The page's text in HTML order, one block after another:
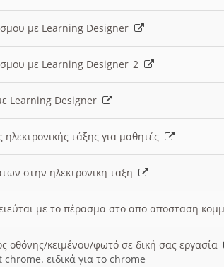
με Learning Designer
με Learning Designer_2
Learning Designer
ηλεκτρονικής τάξης για μαθητές
στην ηλεκτρονικη ταξη
με το πέρασμα στο απο αποσταση
οθόνης/κειμένου/φωτό σε δική σας εργασία
ειδικά για το chrome